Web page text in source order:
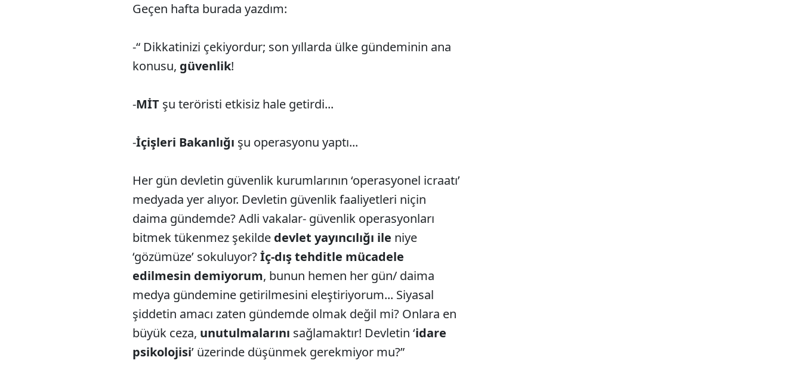
Geçen hafta burada yazdım:
-“ Dikkatinizi çekiyordur; son yıllarda ülke gündeminin ana
konusu, güvenlik!
-MİTşu teröristi etkisiz hale getirdi...
-İçişleri Bakanlığı şu operasyonu yaptı...
Her gün devletin güvenlik kurumlarının ‘operasyonel icraatı’
medyada yer alıyor. Devletin güvenlik faaliyetleri niçin
daima gündemde? Adli vakalar- güvenlik operasyonları
bitmek tükenmez şekilde devlet yayıncılığı ile niye
‘gözümüze’ sokuluyor?İç-dış tehditle mücadele
edilmesin demiyorum, bunun hemen her gün/ daima
medya gündemine getirilmesini eleştiriyorum... Siyasal
şiddetin amacı zaten gündemde olmak değil mi? Onlara en
büyük ceza, unutulmalarını sağlamaktır! Devletin ‘idare
psikolojisi’ üzerinde düşünmek gerekmiyor mu?”